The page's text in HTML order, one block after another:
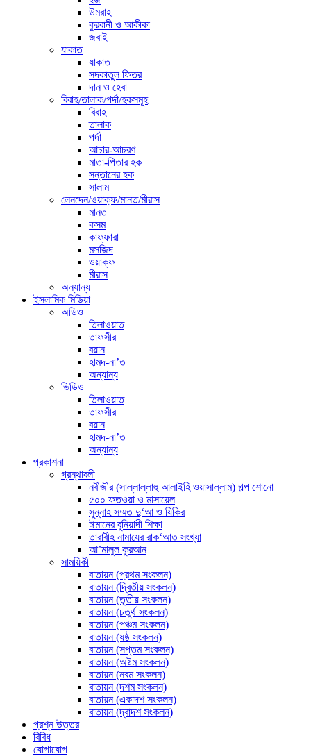
উমরাহ
কুরবানী ও আকীকা
জবাই
যাকাত
যাকাত
সদকাতুল ফিতর
দান ও হেবা
বিবাহ/তালাক/পর্দা/হকসমূহ
বিবাহ
তালাক
পর্দা
আচার-আচরণ
মাতা-পিতার হক
সন্তানের হক
সালাম
লেনদেন/ওয়াক্ফ/মানত/মীরাস
মানত
কসম
কাফ্ফারা
মসজিদ
ওয়াক্ফ
মীরাস
অন্যান্য
ইসলামিক মিডিয়া
অডিও
তিলাওয়াত
তাফসীর
বয়ান
হামদ-না’ত
অন্যান্য
ভিডিও
তিলাওয়াত
তাফসীর
বয়ান
হামদ-না’ত
অন্যান্য
প্রকাশনা
গ্রন্থাবলী
নবীজীর (সাল্লাল্লাহু আলাইহি ওয়াসাল্লাম) গল্প শোনো
৫০০ ফতওয়া ও মাসায়েল
সুন্নাহ সম্মত দু‘আ ও যিকির
ঈমানের বুনিয়াদী শিক্ষা
তারাবীহ নামাযের রাক‘আত সংখ্যা
আ’মালুল কুরআন
সাময়িকী
বাতায়ন (প্রথম সংকলন)
বাতায়ন (দ্বিতীয় সংকলন)
বাতায়ন (তৃতীয় সংকলন)
বাতায়ন (চতুর্থ সংকলন)
বাতায়ন (পঞ্চম সংকলন)
বাতায়ন (ষষ্ঠ সংকলন)
বাতায়ন (সপ্তম সংকলন)
বাতায়ন (অষ্টম সংকলন)
বাতায়ন (নবম সংকলন)
বাতায়ন (দশম সংকলন)
বাতায়ন (একাদশ সংকলন)
বাতায়ন (দ্বাদশ সংকলন)
প্রশ্ন উত্তর
বিবিধ
যোগাযোগ